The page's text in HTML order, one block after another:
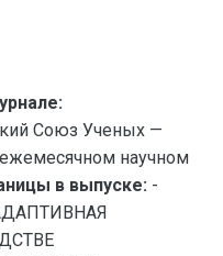
Союз Ученых —
ежемесячном научном
в выпуске: -